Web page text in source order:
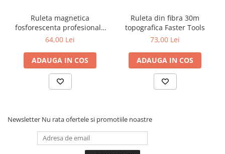
Gletiere, spacluri si mistrii
Alte gletiere
Gletiere din inox
Gletiere profesionale
Mistrii drepte si pentru colturi
Creioane si creta
Markere cu vopsea
Ruleta magnetica
fosforescenta profesionala
DUO-SCALE 5m Motive
64,00 Lei
ADAUGA IN COS
Ruleta din fibra 30m
topografica Faster Tools
73,00 Lei
ADAUGA IN COS
Newsletter Nu rata ofertele si promotiile noastre